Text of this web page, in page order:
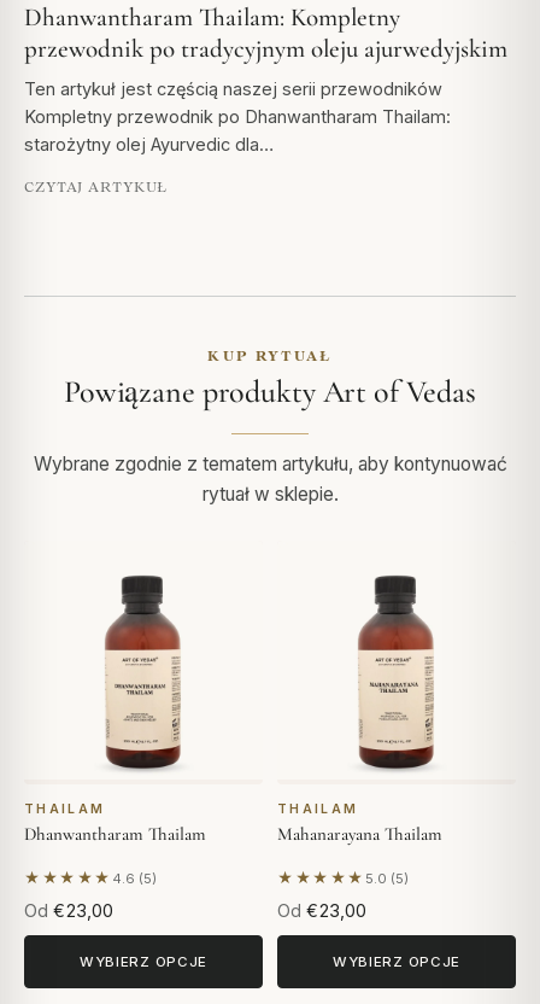
Dhanwantharam Thailam: Kompletny
przewodnik po tradycyjnym oleju ajurwedyjskim
Ten artykuł jest częścią naszej serii przewodników
Kompletny przewodnik po Dhanwantharam Thailam:
starożytny olej Ayurvedic dla…
CZYTAJ ARTYKUŁ
KUP RYTUAŁ
Powiązane produkty Art of Vedas
Wybrane zgodnie z tematem artykułu, aby kontynuować
rytuał w sklepie.
THAILAM
Dhanwantharam Thailam
★★★★★ 4.6 (5)
Na podstawie 5 opinii
Od €23,00
WYBIERZ OPCJE
THAILAM
Mahanarayana Thailam
★★★★★ 5.0 (5)
Na podstawie 5 opinii
Od €23,00
WYBIERZ OPCJE